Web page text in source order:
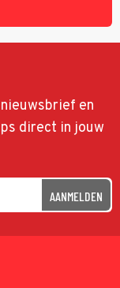
en
direct in jouw
AANMELDEN